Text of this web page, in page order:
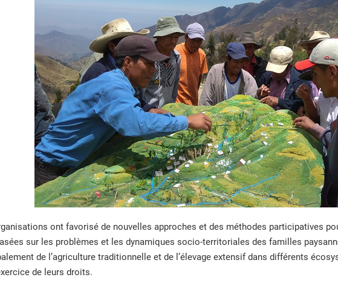
ont favorisé de nouvelles approches et des méthodes participatives
sur les problèmes et les dynamiques socio-territoriales des familles
de l’agriculture traditionnelle et de l’élevage extensif dans différents
de leurs droits.